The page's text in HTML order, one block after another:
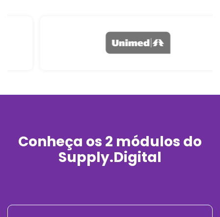
Conheça os 2 módulos do
Supply.Digital